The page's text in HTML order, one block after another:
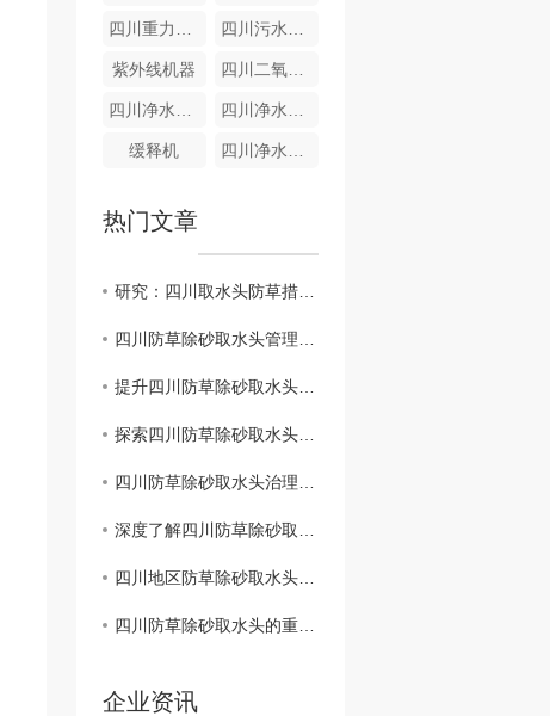
四川重力式无阀滤池 四川污水设备-气浮成套设备
紫外线机器 四川二氧化氯发生器
四川净水设备-全自动净水器 四川净水设备—重力式
缓释机 四川净水设备-游泳池净水器
热门文章
研究：四川取水头防草措施对环境的影响
四川防草除砂取水头管理策略探讨
提升四川防草除砂取水头管理水平的建议方案
探索四川防草除砂取水头综合管理模式
四川防草除砂取水头治理与生态环境保护
深度了解四川防草除砂取水头的保护工作
四川地区防草除砂取水头管理政策解析
四川防草除砂取水头的重要性及措施
企业资讯